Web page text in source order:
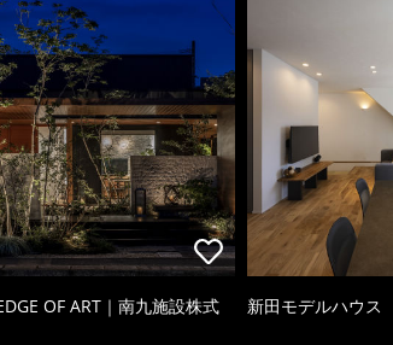
OF ART｜南九施設株式 新田モデルハウス